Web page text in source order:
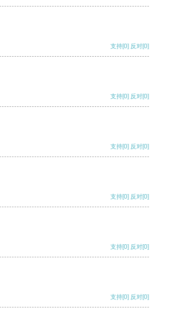
支持[0] 反对[0]
支持[0] 反对[0]
支持[0] 反对[0]
支持[0] 反对[0]
支持[0] 反对[0]
支持[0] 反对[0]